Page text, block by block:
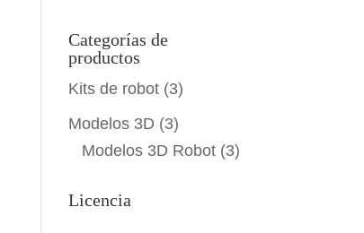
Categorías de
productos
Kits de robot (3)
Modelos 3D (3)
Modelos 3D Robot (3)
Licencia